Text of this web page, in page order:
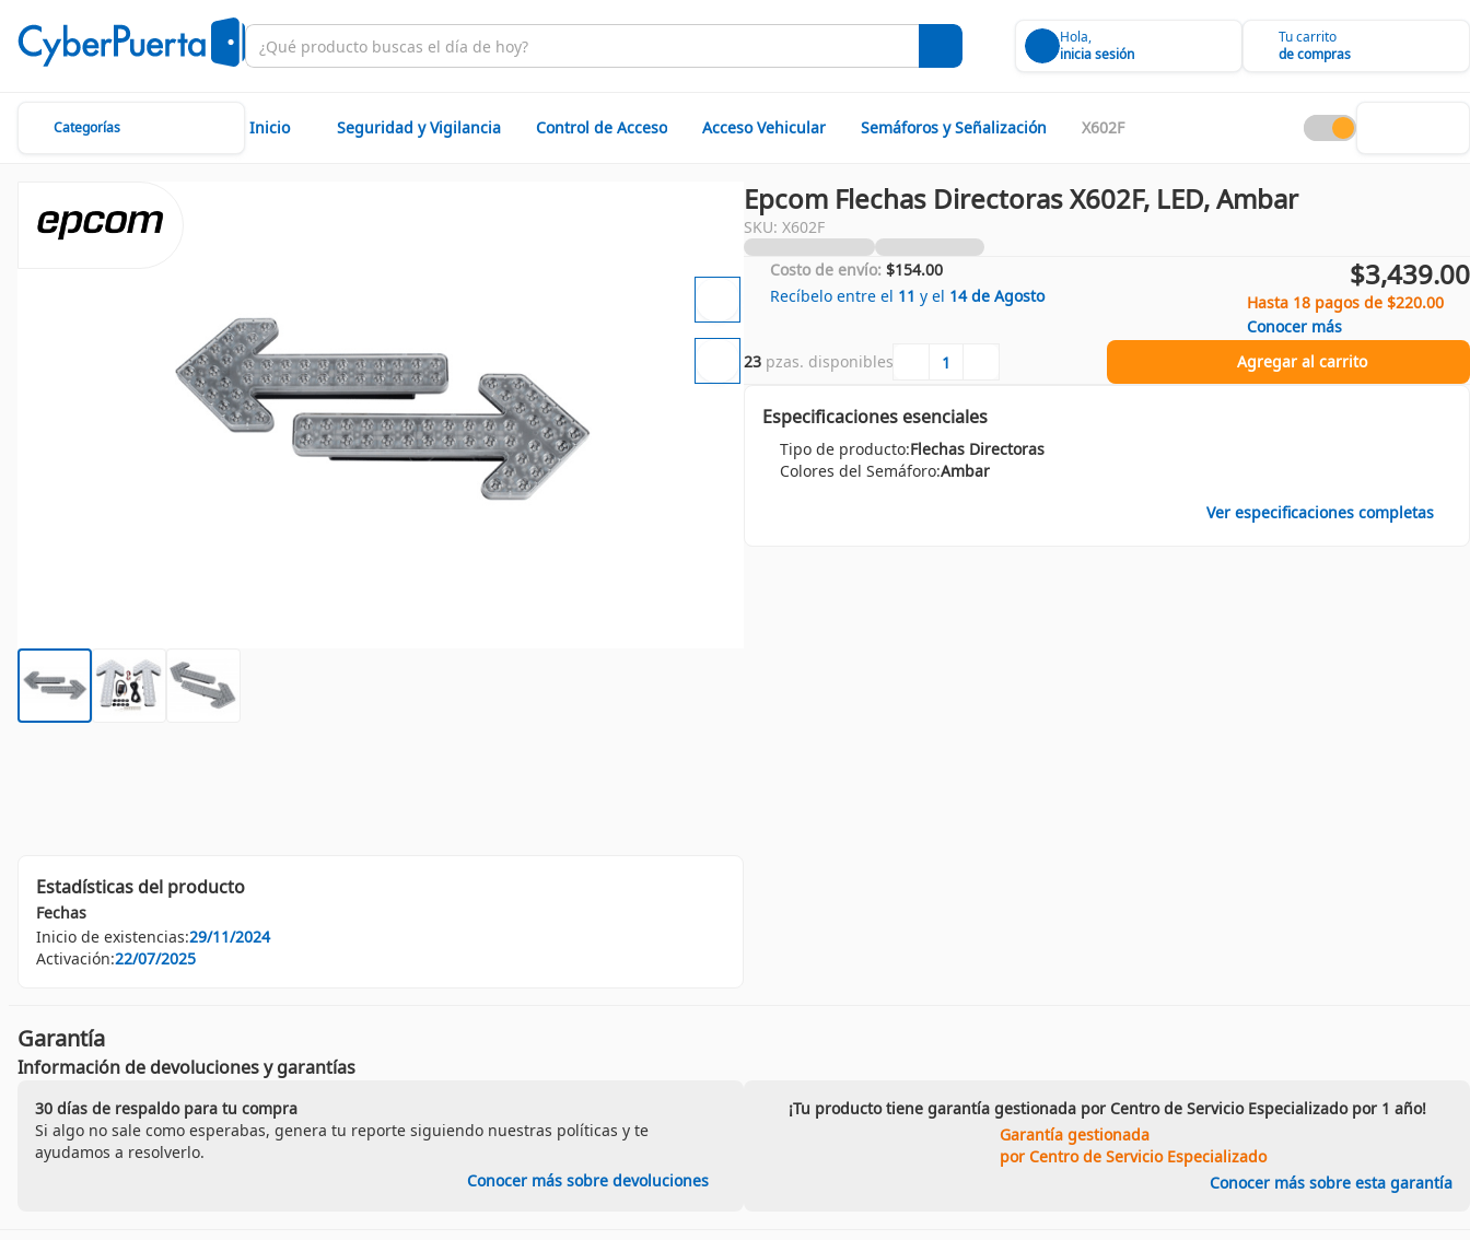
Hola,
inicia sesión
Tu carrito
de compras
Categorías Inicio Seguridad y Vigilancia Control de Acceso Acceso Vehicular Semáforos y Señalización X602F
Estadísticas del producto
Fechas
Inicio de existencias:29/11/2024
Activación:22/07/2025
Epcom Flechas Directoras X602F, LED, Ambar
SKU: X602F
Costo de envío: $154.00
Recíbelo entre el 11 y el 14 de Agosto
$3,439.00
Hasta 18 pagos de $220.00
Conocer más
23 pzas. disponibles Agregar al carrito
Especificaciones esenciales
Tipo de producto:Flechas Directoras
Colores del Semáforo:Ambar
Ver especificaciones completas
Garantía
Información de devoluciones y garantías
30 días de respaldo para tu compra
Si algo no sale como esperabas, genera tu reporte siguiendo nuestras políticas y te
ayudamos a resolverlo.
Conocer más sobre devoluciones
¡Tu producto tiene garantía gestionada por Centro de Servicio Especializado por 1 año!
Garantía gestionada
por Centro de Servicio Especializado
Conocer más sobre esta garantía